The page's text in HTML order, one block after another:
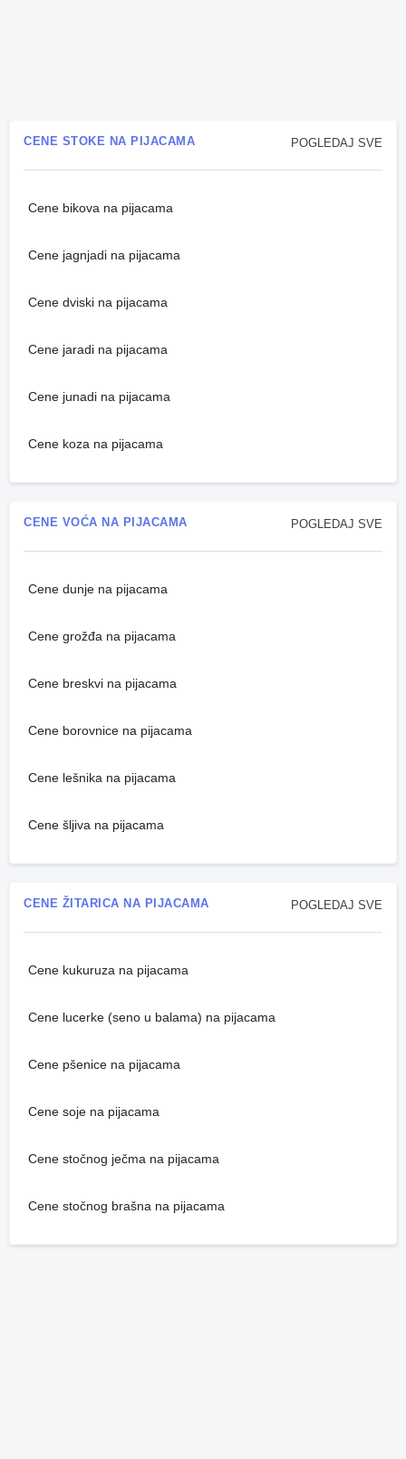
POGLEDAJ SVE
CENE STOKE NA PIJACAMA
Cene bikova na pijacama
Cene jagnjadi na pijacama
Cene dviski na pijacama
Cene jaradi na pijacama
Cene junadi na pijacama
Cene koza na pijacama
POGLEDAJ SVE
CENE VOĆA NA PIJACAMA
Cene dunje na pijacama
Cene grožđa na pijacama
Cene breskvi na pijacama
Cene borovnice na pijacama
Cene lešnika na pijacama
Cene šljiva na pijacama
POGLEDAJ SVE
CENE ŽITARICA NA PIJACAMA
Cene kukuruza na pijacama
Cene lucerke (seno u balama) na pijacama
Cene pšenice na pijacama
Cene soje na pijacama
Cene stočnog ječma na pijacama
Cene stočnog brašna na pijacama